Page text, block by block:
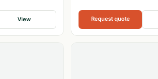
View Request quote